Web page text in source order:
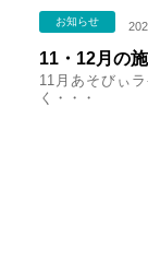
お知らせ
11・12月の
11月あそびぃ
く・・・